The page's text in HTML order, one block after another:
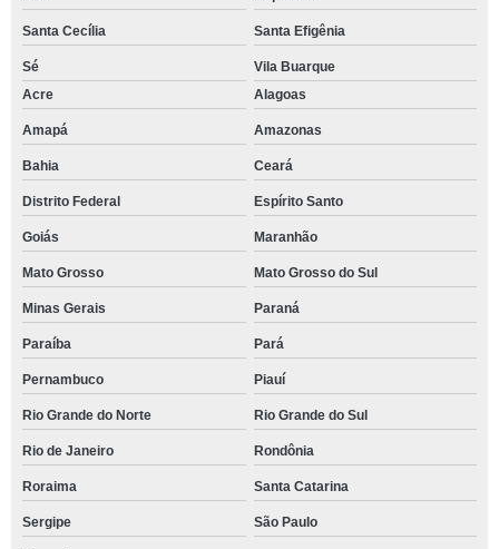
Santa Cecília Santa Efigênia
Sé
Vila Buarque
Acre
Alagoas
Amapá Amazonas
Bahia Ceará
Distrito Federal Espírito Santo
Goiás Maranhão
Mato Grosso Mato Grosso do Sul
Minas Gerais Paraná
Paraíba Pará
Pernambuco Piauí
Rio Grande do Norte Rio Grande do Sul
Rio de Janeiro Rondônia
Roraima Santa Catarina
Sergipe São Paulo